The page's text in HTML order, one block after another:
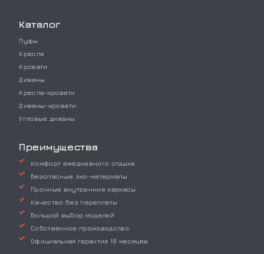
Каталог
Пуфы
Кресла
Кровати
Диваны
Кресла-кровати
Диваны-кровати
Угловые диваны
Преимущества
Комфорт ежедневного отдыха
Безопасные эко-материалы
Прочные внутренние каркасы
Качество без переплаты
Большой выбор моделей
Собственное производство
Официальная гарантия 18 месяцев